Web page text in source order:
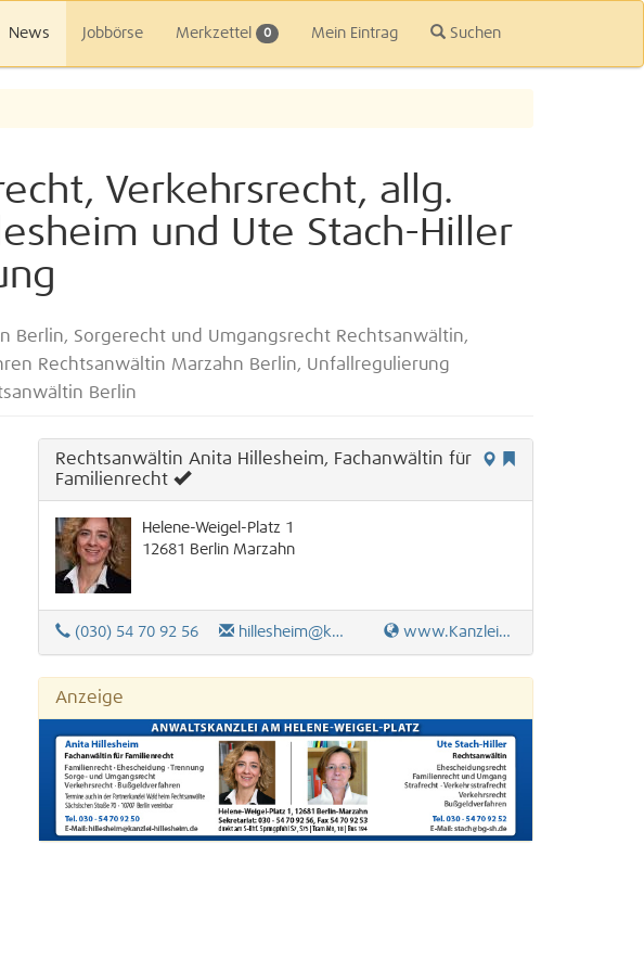
News Jobbörse Merkzettel 0 Mein Eintrag Suchen
Verkehrsrecht, allg.
und Ute Stach-Hiller
Berlin, Sorgerecht und Umgangsrecht Rechtsanwältin,
Rechtsanwältin Marzahn Berlin, Unfallregulierung
Berlin
Rechtsanwältin Anita Hillesheim, Fachanwältin für
Familienrecht
Helene-Weigel-Platz 1
12681 Berlin Marzahn
(030) 54 70 92 56 hillesheim@kanzlei-hillesheim.de www.Kanzlei-Anita-Hillesheim.de
Anzeige